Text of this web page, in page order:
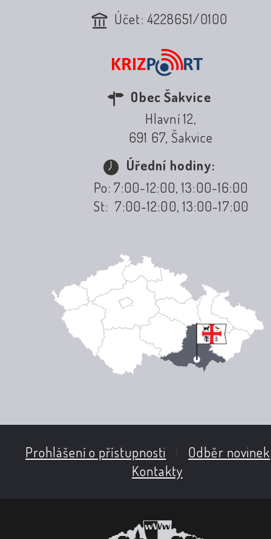
Účet: 4228651/0100
Obec Šakvice
Hlavní 12,
691 67, Šakvice
Úřední hodiny:
Po: 7:00-12:00, 13:00-16:00
St: 7:00-12:00, 13:00-17:00
Prohlášení o přístupnosti Odběr novinek
Kontakty